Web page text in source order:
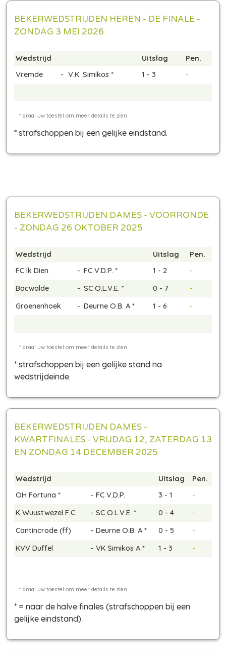
BEKERWEDSTRIJDEN HEREN - DE FINALE -
ZONDAG 3 MEI 2026
Wedstrijd Uitslag
Pen.
Vremde
- V.K. Simikos * 1 - 3 -
* strafschoppen bij een gelijke eindstand.
BEKERWEDSTRIJDEN DAMES - VOORRONDE
- ZONDAG 26 OKTOBER 2025
Wedstrijd Uitslag
Pen.
FC Ik Dien
- FC V.D.P. * 1 - 2
-
Bacwalde
- SC O.L.V.E. * 0 - 7
-
Groenenhoek
- Deurne O.B. A * 1 - 6 -
* strafschoppen bij een gelijke stand na
wedstrijdeinde.
BEKERWEDSTRIJDEN DAMES -
KWARTFINALES - VRIJDAG 12, ZATERDAG 13
EN ZONDAG 14 DECEMBER 2025
Wedstrijd Uitslag
Pen.
OH Fortuna *
- FC V.D.P. 3 - 1
-
K Wuustwezel F.C.
- SC O.L.V.E. * 0 - 4
-
Cantincrode (ff)
- Deurne O.B. A * 0 - 5
-
KVV Duffel
- VK Simikos A * 1 - 3 -
* = naar de halve finales (strafschoppen bij een
gelijke eindstand).